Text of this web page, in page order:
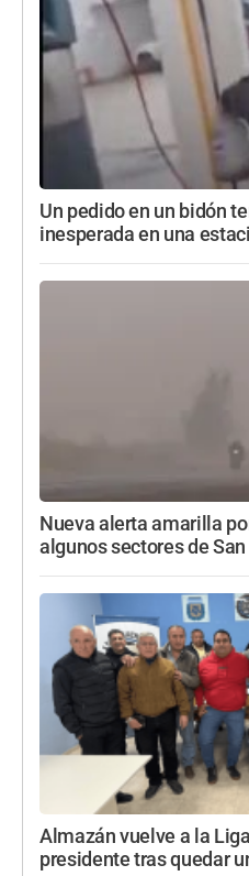
Un pedido en un bidón
inesperada en una
Nueva alerta amarilla
algunos sectores de
Almazán vuelve a la
presidente tras quedar